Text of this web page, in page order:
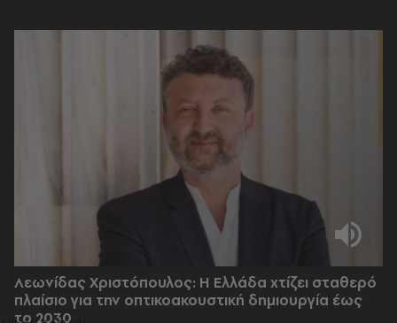
Λεωνίδας Χριστόπουλος: Η Ελλάδα χτίζει σταθερό
πλαίσιο για την οπτικοακουστική δημιουργία έως
το 2030